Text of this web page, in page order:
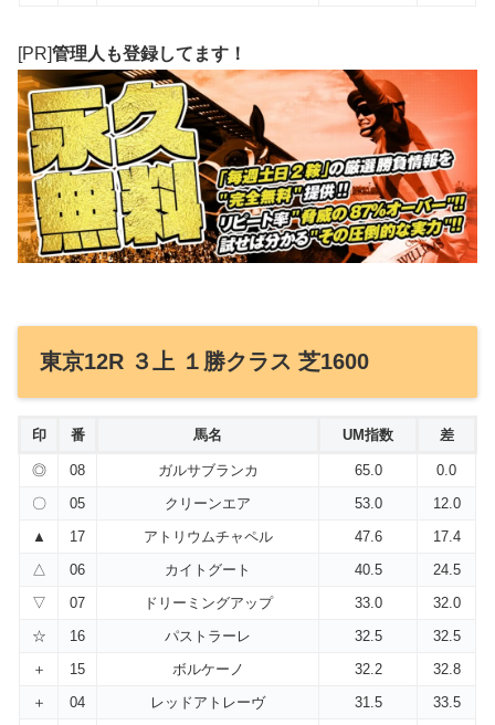
[PR]管理人も登録してます！
東京12R ３上 １勝クラス 芝1600
印 番 馬名 UM指数 差
◎ 08 ガルサブランカ 65.0
0.0
〇
05 クリーンエア 53.0
12.0
▲
17 アトリウムチャペル 47.6
17.4
△
06 カイトグート 40.5
24.5
▽
07 ドリーミングアップ 33.0
32.0
☆
16 パストラーレ 32.5
32.5
＋
15 ボルケーノ 32.2
32.8
＋
04 レッドアトレーヴ 31.5
33.5